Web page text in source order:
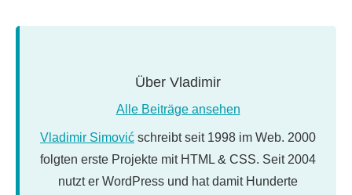
Über Vladimir
Alle Beiträge ansehen
Vladimir Simović schreibt seit 1998 im Web. 2000
folgten erste Projekte mit HTML & CSS. Seit 2004
nutzt er WordPress und hat damit Hunderte